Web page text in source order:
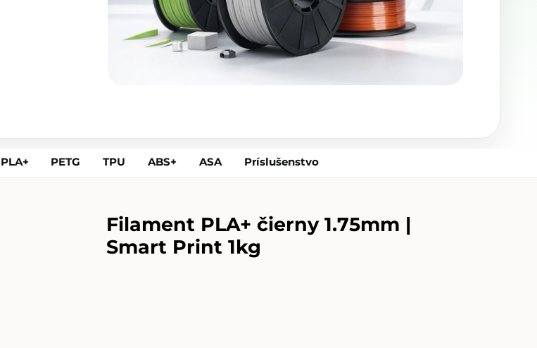
PLA+ PETG TPU ABS+ ASA Príslušenstvo
Filament PLA+ čierny 1.75mm |
Smart Print 1kg